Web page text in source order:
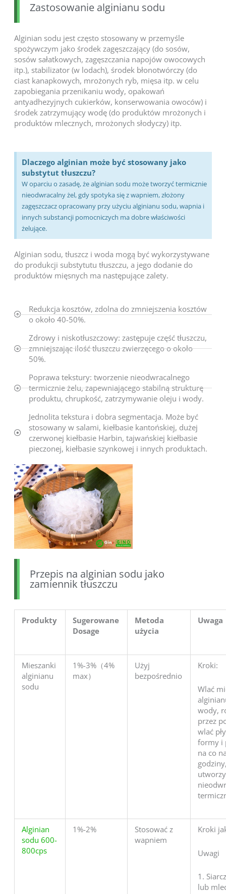
Zastosowanie alginianu sodu
Alginian sodu jest często stosowany w przemyśle
spożywczym jako środek zagęszczający (do sosów,
sosów sałatkowych, zagęszczania napojów owocowych
itp.), stabilizator (w lodach), środek błonotwórczy (do
ciast kanapkowych, mrożonych ryb, mięsa itp. w celu
zapobiegania przenikaniu wody, opakowań
antyadhezyjnych cukierków, konserwowania owoców) i
środek zatrzymujący wodę (do produktów mrożonych i
produktów mlecznych, mrożonych słodyczy) itp.
Dlaczego alginian może być stosowany jako
substytut tłuszczu?
W oparciu o zasadę, że alginian sodu może tworzyć termicznie
nieodwracalny żel, gdy spotyka się z wapniem, złożony
zagęszczacz opracowany przy użyciu alginianu sodu, wapnia i
innych substancji pomocniczych ma dobre właściwości
żelujące.
Alginian sodu, tłuszcz i woda mogą być wykorzystywane
do produkcji substytutu tłuszczu, a jego dodanie do
produktów mięsnych ma następujące zalety.
Redukcja kosztów, zdolna do zmniejszenia kosztów
o około 40-50%.
Zdrowy i niskotłuszczowy: zastępuje część tłuszczu,
zmniejszając ilość tłuszczu zwierzęcego o około
50%.
Poprawa tekstury: tworzenie nieodwracalnego
termicznie żelu, zapewniającego stabilną strukturę
produktu, chrupkość, zatrzymywanie oleju i wody.
Jednolita tekstura i dobra segmentacja. Może być
stosowany w salami, kiełbasie kantońskiej, dużej
czerwonej kiełbasie Harbin, tajwańskiej kiełbasie
pieczonej, kiełbasie szynkowej i innych produktach.
Przepis na alginian sodu jako
zamiennik tłuszczu
Produkty
Sugerowane
Dosage
Metoda
użycia
Uwaga
Mieszanki
alginianu
sodu
1%-3%（4%
max）
Użyj
bezpośrednio
Kroki:
Wlać
wody,
przez
wlać
formy i
na co
Alginian
sodu 600-
800cps
1%-2%
Stosować z
wapniem
Kroki
Uwagi
1.
lub